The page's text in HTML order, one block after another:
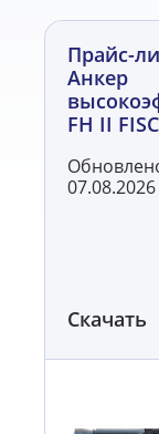
Прайс-
Анкер
FH II
07.08.2026
Скачать